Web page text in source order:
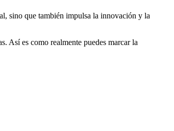
sino que también impulsa la innovación y la
Así es como realmente puedes marcar la